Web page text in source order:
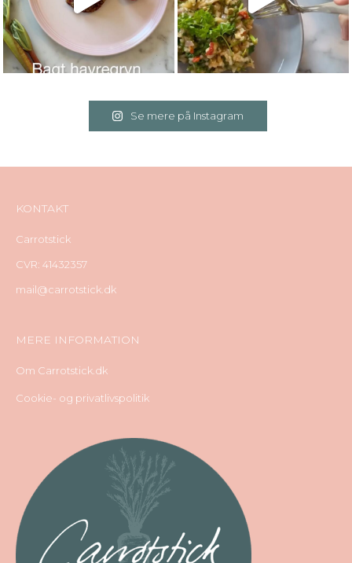
Se mere på Instagram
KONTAKT
Carrotstick
CVR: 41432357
mail@carrotstick.dk
MERE INFORMATION
Om Carrotstick.dk
Cookie- og privatlivspolitik